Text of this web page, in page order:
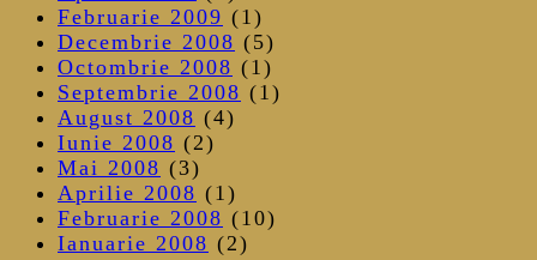
Februarie 2009 (1)
Decembrie 2008 (5)
Octombrie 2008 (1)
Septembrie 2008 (1)
August 2008 (4)
Iunie 2008 (2)
Mai 2008 (3)
Aprilie 2008 (1)
Februarie 2008 (10)
Ianuarie 2008 (2)